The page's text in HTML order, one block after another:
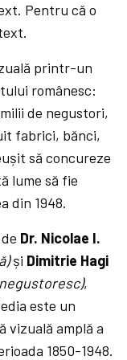
Pentru că o
printr-un
românesc:
de negustori,
fabrici, bănci,
să concureze
lume să fie
din 1948.
Dr. Nicolae I.
și Dimitrie Hagi
,
este un
vizuală amplă a
1850-1948.